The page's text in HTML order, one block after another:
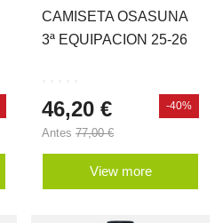
CAMISETA OSASUNA
3ª EQUIPACION 25-26
46,20 €
Antes 77,00 €
-40%
View more